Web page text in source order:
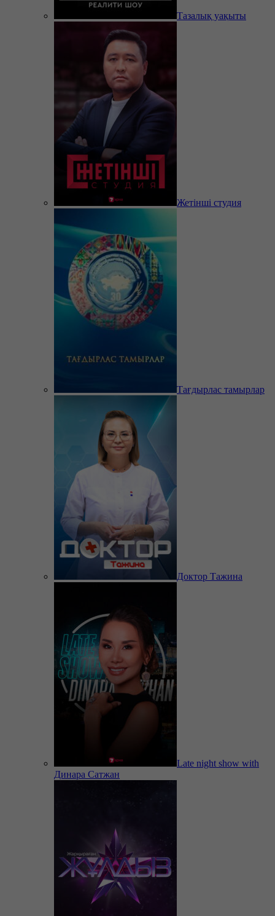
Тазалық уақыты
Жетінші студия
Тағдырлас тамырлар
Доктор Тажина
Late night show with
Динара Сатжан